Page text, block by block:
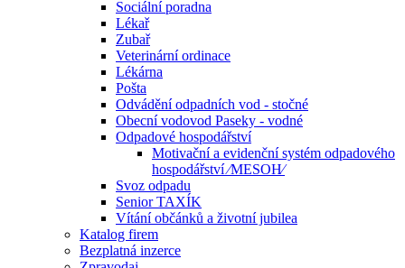
Sociální poradna
Lékař
Zubař
Veterinární ordinace
Lékárna
Pošta
Odvádění odpadních vod - stočné
Obecní vodovod Paseky - vodné
Odpadové hospodářství
Motivační a evidenční systém odpadového
hospodářství ⁄MESOH⁄
Svoz odpadu
Senior TAXÍK
Vítání občánků a životní jubilea
Katalog firem
Bezplatná inzerce